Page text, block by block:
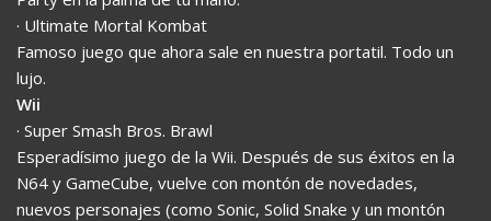
· Ultimate Mortal Kombat
Famoso juego que ahora sale en nuestra portatil. Todo un
lujo.
Wii
· Super Smash Bros. Brawl
Esperadísimo juego de la Wii. Después de sus éxitos en la
N64 y GameCube, vuelve con montón de novedades,
nuevos personajes (como Sonic, Solid Snake y un montón